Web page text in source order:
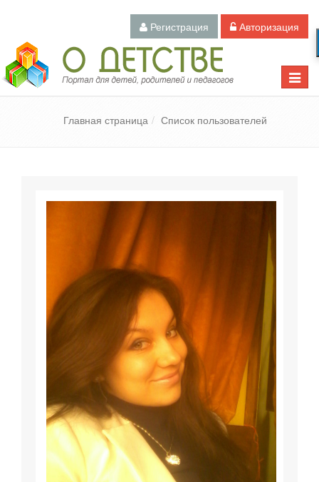
Регистрация Авторизация
Toggle
Педагогический портал «О детстве»
Главная страница Список пользователей